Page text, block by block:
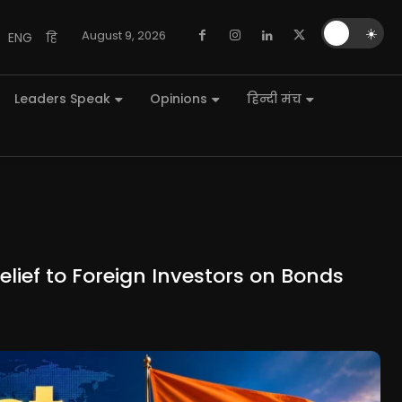
ENG हि August 9, 2026
Leaders Speak Opinions हिन्दी मंच
to Foreign Investors on Bonds
☀️